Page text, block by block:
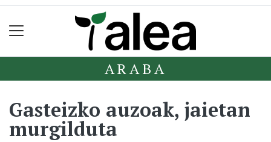
ARABA
Gasteizko auzoak, jaietan
murgilduta